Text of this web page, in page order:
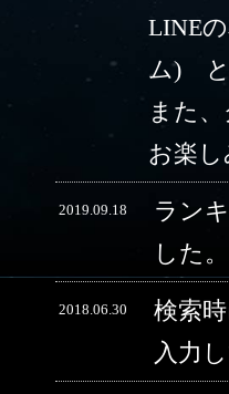
LINE
ム) と
また
お楽し
2019.09.18
ラン
した。
2018.06.30
検索
入力